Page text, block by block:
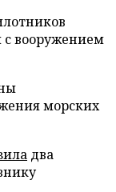
с вооружением
морских
два